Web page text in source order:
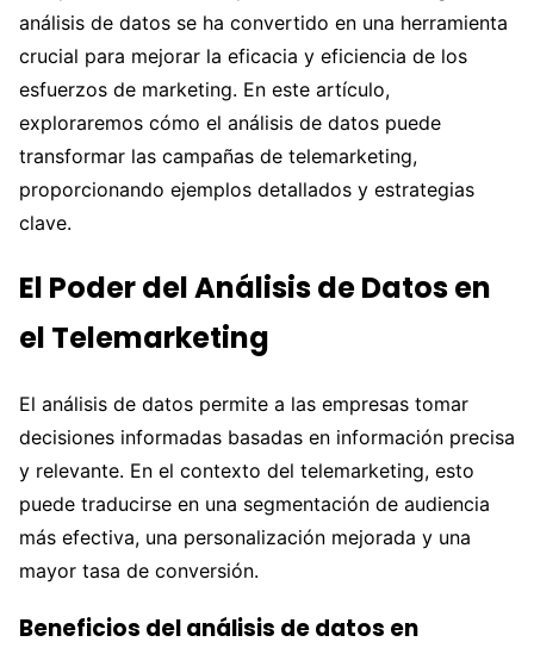
análisis de datos se ha convertido en una herramienta
crucial para mejorar la eficacia y eficiencia de los
esfuerzos de marketing. En este artículo,
exploraremos cómo el análisis de datos puede
transformar las campañas de telemarketing,
proporcionando ejemplos detallados y estrategias
clave.
El Poder del Análisis de Datos en
el Telemarketing
El análisis de datos permite a las empresas tomar
decisiones informadas basadas en información precisa
y relevante. En el contexto del telemarketing, esto
puede traducirse en una segmentación de audiencia
más efectiva, una personalización mejorada y una
mayor tasa de conversión.
Beneficios del análisis de datos en